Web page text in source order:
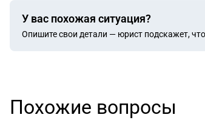
У вас похожая ситуация?
Опишите свои детали — юрист подскажет,
Похожие вопросы